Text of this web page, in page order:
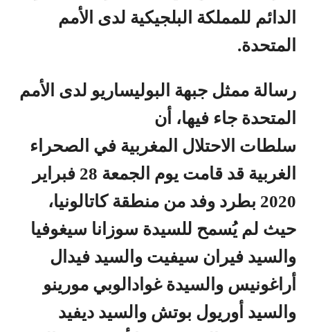
الدائم للمملكة البلجيكية لدى الأمم
المتحدة.
رسالة ممثل جبهة البوليساريو لدى الأمم
المتحدة جاء فيها، أن
سلطات الاحتلال المغربية في الصحراء
الغربية قد قامت يوم الجمعة 28 فبراير
2020 بطرد وفد من منطقة كاتالونيا،
حيث لم يُسمح للسيدة سوزانا سيغوفيا
والسيد فيران سيفيت والسيد فيدال
أراغونيس والسيدة غوادالوبي مورينو
والسيد أوريول بوتش والسيد ديفيد